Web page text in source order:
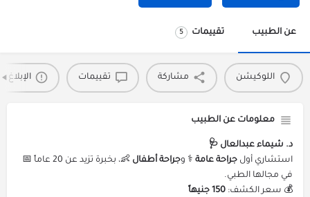
عن الطبيب تقييمات 5
اللوكيشن مشاركة تقييمات
معلومات عن الطبيب
د. شيماء عبدالعال 🩺
استشاري أول جراحة عامة ⚕️ وجراحة أطفال
👶، بخبرة تزيد عن 20 عاماً 📅
في مجالها الطبي.
💰 سعر الكشف: 150 جنيهاً